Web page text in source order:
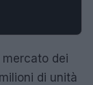
dei
di unità